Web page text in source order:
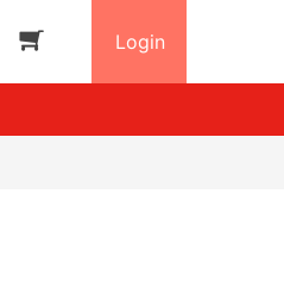
Login